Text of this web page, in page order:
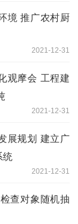
境 推广农村厨
2021-12-31
观摩会 工程建
2021-12-31
展规划 建立广
统
2021-12-31
查对象随机抽